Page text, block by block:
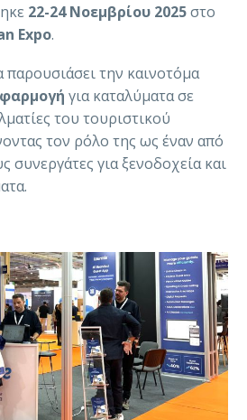
22-24 Νοεμβρίου 2025στο
Expo.
παρουσιάσει την καινοτόμα
για καταλύματα σε
του τουριστικού
τον ρόλο της ως έναν από
συνεργάτες για ξενοδοχεία και